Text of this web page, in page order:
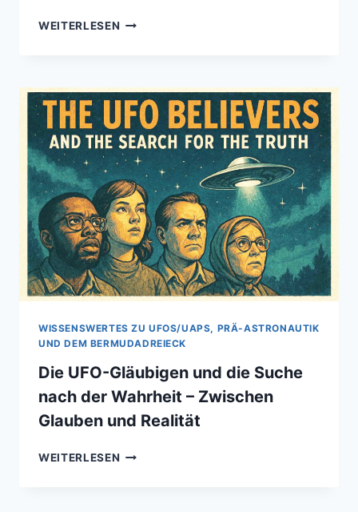
WEITERLESEN 45
ALL
FORSCHER
IDENTIFIZIEREN
VIELVERSPRECHENDE
KANDIDATEN
FÜR
AUSSERIRDISCHES L
EBEN
WISSENSWERTES ZU UFOS/UAPS, PRÄ-ASTRONAUTIK
UND DEM BERMUDADREIECK
Die UFO-Gläubigen und die Suche
nach der Wahrheit – Zwischen
Glauben und Realität
WEITERLESEN DIE